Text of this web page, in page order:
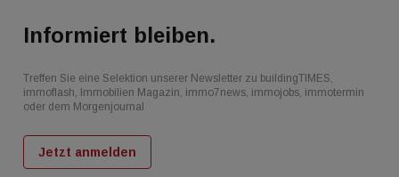
Informiert bleiben.
Treffen Sie eine Selektion unserer Newsletter zu buildingTIMES,
immoflash, Immobilien Magazin, immo7news, immojobs, immotermin
oder dem Morgenjournal
Jetzt anmelden